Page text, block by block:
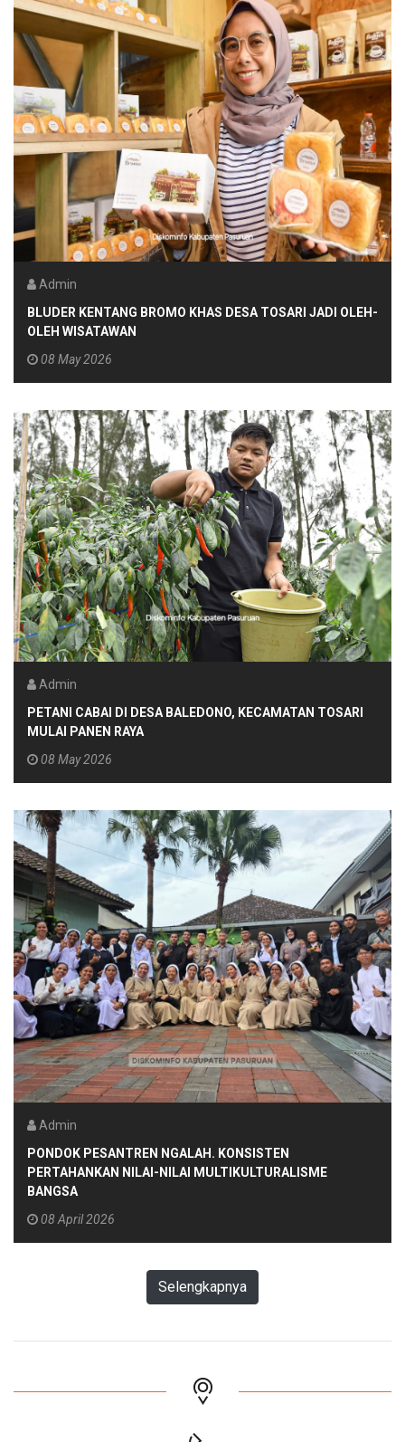
Admin
BLUDER KENTANG BROMO KHAS DESA TOSARI JADI OLEH-
OLEH WISATAWAN
08 May 2026
Admin
PETANI CABAI DI DESA BALEDONO, KECAMATAN TOSARI
MULAI PANEN RAYA
08 May 2026
Admin
PONDOK PESANTREN NGALAH. KONSISTEN
PERTAHANKAN NILAI-NILAI MULTIKULTURALISME
BANGSA
08 April 2026
Selengkapnya